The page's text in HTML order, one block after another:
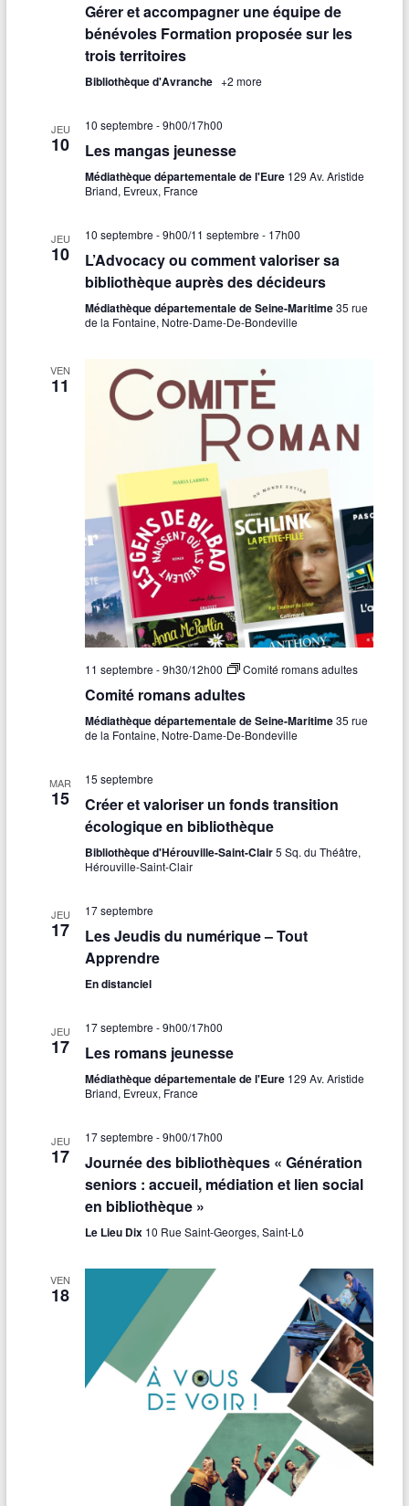
Gérer et accompagner une équipe de
bénévoles Formation proposée sur les
trois territoires
Bibliothèque d'Avranche +2 more
JEU
10
10 septembre - 9h00/17h00
Les mangas jeunesse
Médiathèque départementale de l'Eure 129 Av. Aristide
Briand, Evreux, France
JEU
10
10 septembre - 9h00/11 septembre - 17h00
L’Advocacy ou comment valoriser sa
bibliothèque auprès des décideurs
Médiathèque départementale de Seine-Maritime35 rue
de la Fontaine, Notre-Dame-De-Bondeville
VEN
11
11 septembre - 9h30/12h00 Comité romans adultes
Comité romans adultes
Médiathèque départementale de Seine-Maritime35 rue
de la Fontaine, Notre-Dame-De-Bondeville
MAR
15
15 septembre
Créer et valoriser un fonds transition
écologique en bibliothèque
Bibliothèque d'Hérouville-Saint-Clair5 Sq. du Théâtre,
Hérouville-Saint-Clair
JEU
17
17 septembre
Les Jeudis du numérique – Tout
Apprendre
En distanciel
JEU
17
17 septembre - 9h00/17h00
Les romans jeunesse
Médiathèque départementale de l'Eure 129 Av. Aristide
Briand, Evreux, France
JEU
17
17 septembre - 9h00/17h00
Journée des bibliothèques « Génération
seniors : accueil, médiation et lien social
en bibliothèque »
Le Lieu Dix 10 Rue Saint-Georges, Saint-Lô
VEN
18